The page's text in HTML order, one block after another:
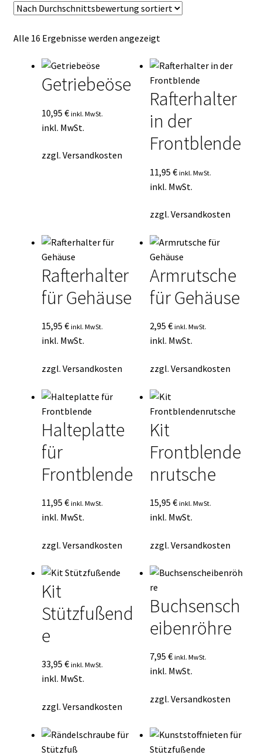
Kasse
Mein Konto
Alle 16 Ergebnisse werden angezeigtNach
sortiert
Getriebeöse
10,95 € inkl. MwSt.
inkl. MwSt.
zzgl. Versandkosten
Rafterhalter
in der
Frontblende
11,95€ inkl. MwSt.
inkl. MwSt.
zzgl.Versandkosten
Rafterhalter
für Gehäuse
15,95 € inkl. MwSt.
inkl. MwSt.
zzgl. Versandkosten
Armrutsche
für Gehäuse
2,95€ inkl. MwSt.
inkl. MwSt.
zzgl.Versandkosten
Halteplatte
für
Frontblende
11,95 € inkl. MwSt.
inkl. MwSt.
zzgl. Versandkosten
Kit
Frontblende
nrutsche
15,95€ inkl. MwSt.
inkl. MwSt.
zzgl.Versandkosten
Kit
Stützfußend
e
33,95 € inkl. MwSt.
inkl. MwSt.
zzgl. Versandkosten
Buchsensch
eibenröhre
7,95€ inkl. MwSt.
inkl. MwSt.
zzgl.Versandkosten